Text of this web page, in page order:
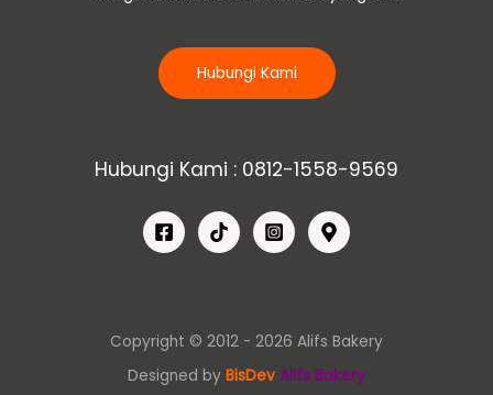
Hubungi Kami
Hubungi Kami : 0812-1558-9569
Copyright © 2012 - 2026 Alifs Bakery
Designed by BisDev Alifs Bakery